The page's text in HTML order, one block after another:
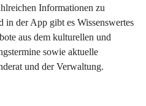
Informationen zu
in der App gibt es Wissenswertes
aus dem kulturellen und
sowie aktuelle
und der Verwaltung.